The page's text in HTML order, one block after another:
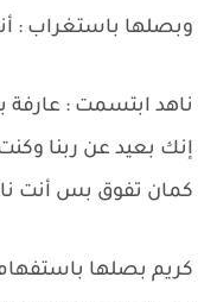
وبصلها باستغراب :
ناهد ابتسمت :
إنك بعيد عن ربنا
كمان تفوق بس أنت
كريم بصلها